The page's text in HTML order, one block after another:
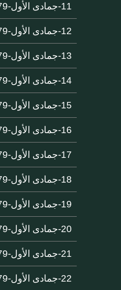
11-جمادى الأول-879
12-جمادى الأول-879
13-جمادى الأول-879
14-جمادى الأول-879
15-جمادى الأول-879
16-جمادى الأول-879
17-جمادى الأول-879
18-جمادى الأول-879
19-جمادى الأول-879
20-جمادى الأول-879
21-جمادى الأول-879
22-جمادى الأول-879